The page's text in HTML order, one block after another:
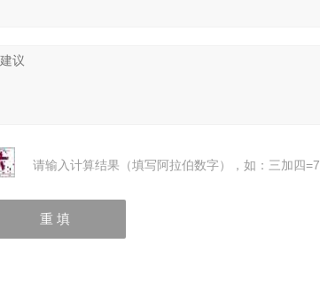
请输入计算结果（填写阿拉伯数字），如：三加四=7